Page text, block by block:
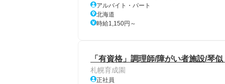
アルバイト・パート
北海道
時給1,150円～
「有資格」調理師/障がい者施設/琴
札幌育成園
正社員